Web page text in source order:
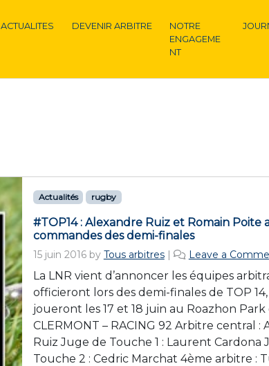
ACTUALITES DEVENIR ARBITRE
NOTRE
ENGAGEME
NT
Actualités rugby
#TOP14 : Alexandre Ruiz et Romain Poite
commandes des demi-finales
15 juin 2016by Tous arbitres | Leave a
La LNR vient d’annoncer les équipes
officieront lors des demi-finales de TOP
joueront les 17 et 18 juin au Roazhon Park
CLERMONT – RACING 92 Arbitre central :
Ruiz Juge de Touche 1 : Laurent Cardona
Touche 2 : Cedric Marchat 4ème arbitre :